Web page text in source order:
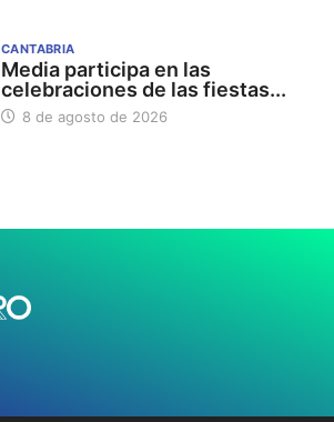
CANTABRIA
Media participa en las
celebraciones de las fiestas...
8 de agosto de 2026